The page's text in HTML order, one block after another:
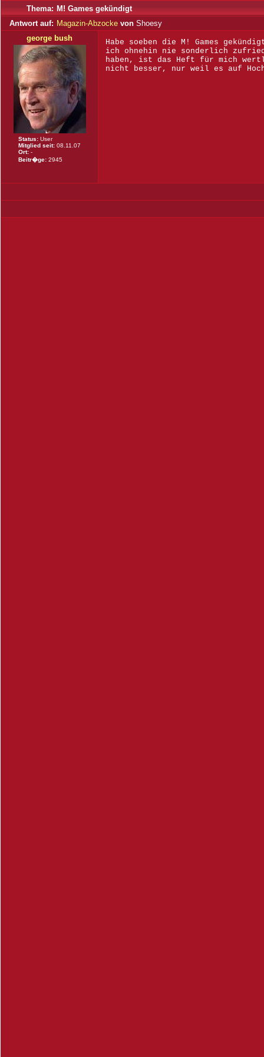
Thema: M! Games gekündigt
Antwort auf: Magazin-Abzocke von Shoesy
george bush
Status: User
Mitglied seit: 08.11.07
Ort: -
Beitr�ge: 2945
Habe soeben die M! Games
ich ohnehin nie sonderlich
haben, ist das Heft für mich
nicht besser, nur weil es auf